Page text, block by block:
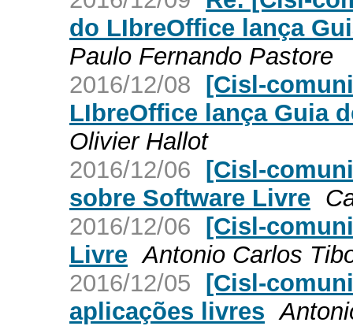
do LIbreOffice lança
Paulo Fernando Pastore
2016/12/08 [Cisl-
LIbreOffice lança Guia
Olivier Hallot
2016/12/06 [Cisl-
sobre Software Livre
2016/12/06 [Cisl-
Livre Antonio Carlos
2016/12/05 [Cisl-
aplicações livres